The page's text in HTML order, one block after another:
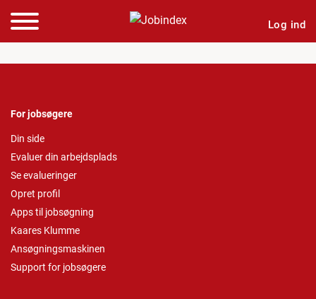
Log ind
For jobsøgere
Din side
Evaluer din arbejdsplads
Se evalueringer
Opret profil
Apps til jobsøgning
Kaares Klumme
Ansøgningsmaskinen
Support for jobsøgere